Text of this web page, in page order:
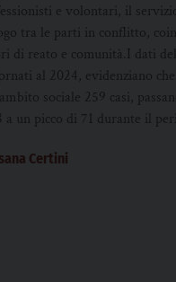
e volontari, il
tra le parti in conflitto,
di reato e comunità.I dati
al 2024, evidenziano
sociale 259 casi,
a un picco di 71 durante il
Certini